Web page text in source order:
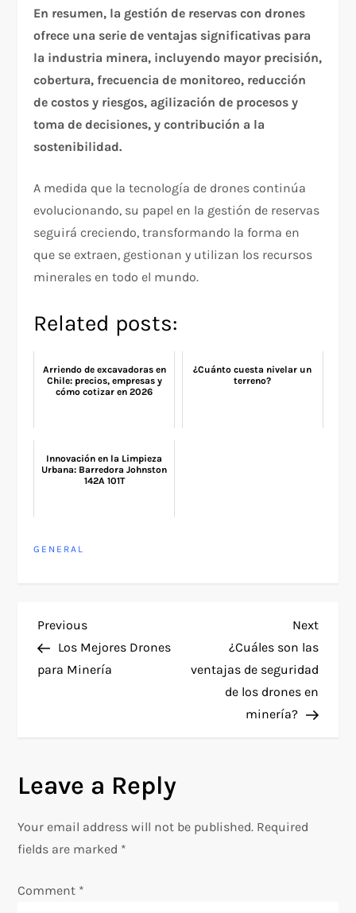
En resumen, la gestión de reservas con drones
ofrece una serie de ventajas significativas para
la industria minera, incluyendo mayor precisión,
cobertura, frecuencia de monitoreo, reducción
de costos y riesgos, agilización de procesos y
toma de decisiones, y contribución a la
sostenibilidad.
A medida que la tecnología de drones continúa
evolucionando, su papel en la gestión de reservas
seguirá creciendo, transformando la forma en
que se extraen, gestionan y utilizan los recursos
minerales en todo el mundo.
Related posts:
Arriendo de excavadoras en
Chile: precios, empresas y
cómo cotizar en 2026
¿Cuánto cuesta nivelar un
terreno?
Innovación en la Limpieza
Urbana: Barredora Johnston
142A 101T
GENERAL
P
o
n
a
v
i
Previous
Post
Previous
Los Mejores Drones
para Minería
Next
Post
Next
¿Cuáles son las
ventajas de seguridad
de los drones en
minería?
Leave a Reply
Your email address will not be published. Required
fields are marked *
Comment *